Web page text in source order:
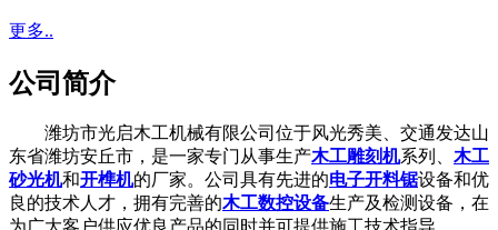
更多..
公司简介
潍坊市光启木工机械有限公司位于风光秀美、交通发达山
东省潍坊安丘市，是一家专门从事生产木工雕刻机系列、 木工
砂光机和开榫机的厂家。公司具有先进的电子开料锯设备和优
良的技术人才，拥有完善的木工数控设备生产及检测设备，在